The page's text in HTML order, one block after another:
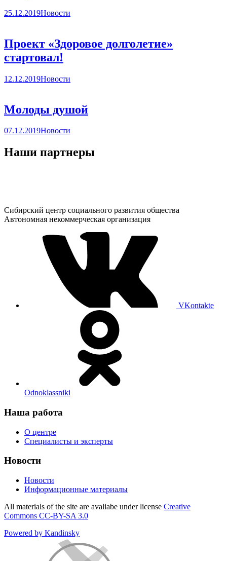
25.12.2019Новости
Проект «Здоровое долголетие»
стартовал!
12.12.2019Новости
Молоды душой
07.12.2019Новости
Наши партнеры
Сибирский центр социального развития общества
Автономная некоммерческая организация
VKontakte
Odnoklassniki
Наша работа
О центре
Специалисты и эксперты
Новости
Новости
Информационные материалы
All materials of the site are avaliabe under license Creative
Commons СС-BY-SA 3.0
Powered by Kandinsky